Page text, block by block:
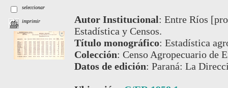
seleccionar
imprimir Autor Institucional: Entre Ríos
Estadística y Censos.
Título monográfico: Estadística
Colección: Censo Agropecuario de
Datos de edición: Paraná: La